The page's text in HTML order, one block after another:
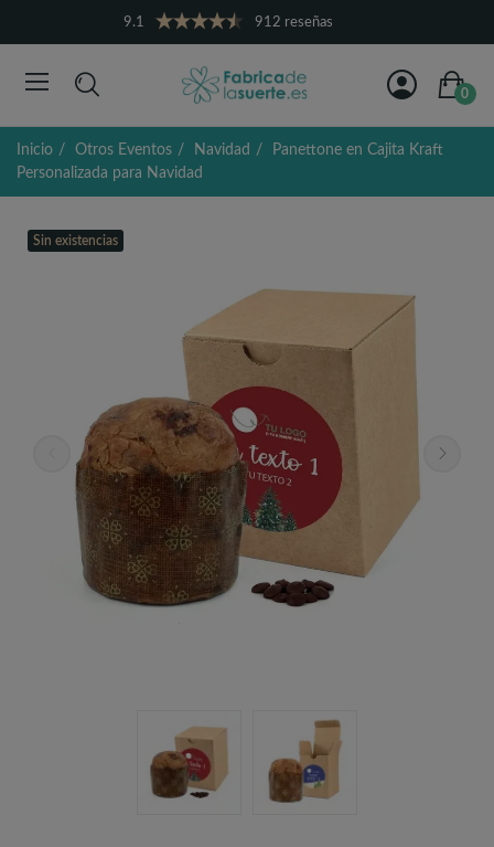
9.1 912 reseñas
0
Inicio Otros Eventos Navidad
Panettone en Cajita Kraft
Personalizada para Navidad
Sin existencias